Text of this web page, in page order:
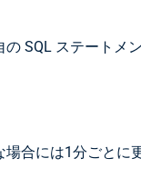
SQL ステートメ
合には1分ごとに